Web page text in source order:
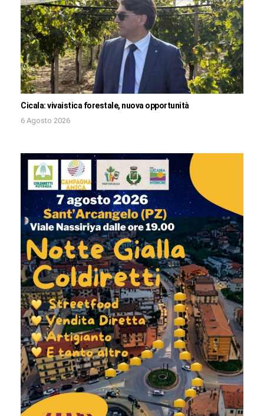
Cicala: vivaistica forestale, nuova opportunità
6 Agosto 2026